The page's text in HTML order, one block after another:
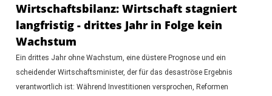
Wirtschaftsbilanz: Wirtschaft stagniert
langfristig - drittes Jahr in Folge kein
Wachstum
Ein drittes Jahr ohne Wachstum, eine düstere Prognose und ein
scheidender Wirtschaftsminister, der für das desaströse Ergebnis
verantwortlich ist: Während Investitionen versprochen, Reformen